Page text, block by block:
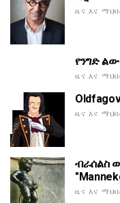
ዜና እና
የንግድ
ዜና እና
ዜና እና
ብራሰልስ
ዜና እና